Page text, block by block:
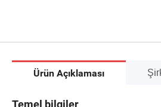
Ürün Açıklaması
Temel bilgiler